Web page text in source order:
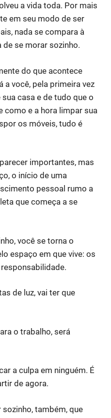
a vida toda. Por mais
em seu modo de ser
nada se compara à
de se morar sozinho.
do que acontece
a você, pela primeira vez
casa e de tudo que o
como e a hora limpar sua
os móveis, tudo é
importantes, mas
o início de uma
pessoal rumo a
que começa a se
você se torna o
espaço em que vive: os
de luz, vai ter que
o trabalho, será
a culpa em ninguém. É
de agora.
também, que